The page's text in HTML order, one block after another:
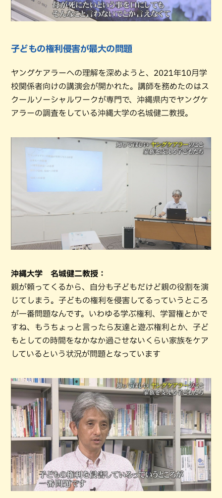
子どもの権利侵害が最大の問題
ヤングケアラーへの理解を深めようと、2021年10月学
校関係者向けの講演会が開かれた。講師を務めたのはス
クールソーシャルワークが専門で、沖縄県内でヤングケ
アラーの調査をしている沖縄大学の名城健二教授。
沖縄大学 名城健二教授：
親が頼ってくるから、自分も子どもだけど親の役割を演
じてしまう。子どもの権利を侵害してるっていうところ
が一番問題なんです。いわゆる学ぶ権利、学習権とかで
すね、もうちょっと言ったら友達と遊ぶ権利とか、子ど
もとしての時間をなかなか過ごせないくらい家族をケア
しているという状況が問題となっています